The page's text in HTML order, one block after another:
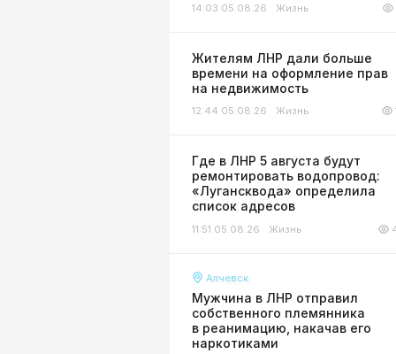
14:03 05.08.26 Жизнь
Жителям ЛНР дали больше
времени на оформление прав
на недвижимость
12:44 05.08.26 Жизнь
Где в ЛНР 5 августа будут
ремонтировать водопровод:
«Лугансквода» определила
список адресов
11:51 05.08.26 Жизнь
Алчевск
Мужчина в ЛНР отправил
собственного племянника
в реанимацию, накачав его
наркотиками